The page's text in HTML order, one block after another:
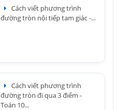
Cách viết phương trình
đường tròn nội tiếp tam giác -...
Cách viết phương trình
đường tròn đi qua 3 điểm -
Toán 10...